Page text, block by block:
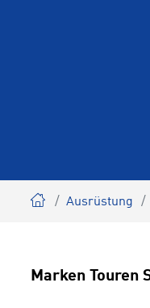
Ausrüstung
Marken Touren